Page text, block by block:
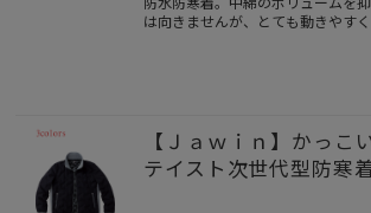
は向きませんが、とても動きやす
【Ｊａｗｉｎ】かっこ
テイスト次世代型防寒